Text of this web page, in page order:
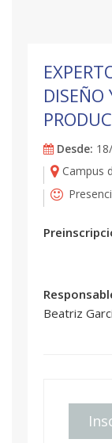
DISEÑO
Desde:
Campus
Beatriz